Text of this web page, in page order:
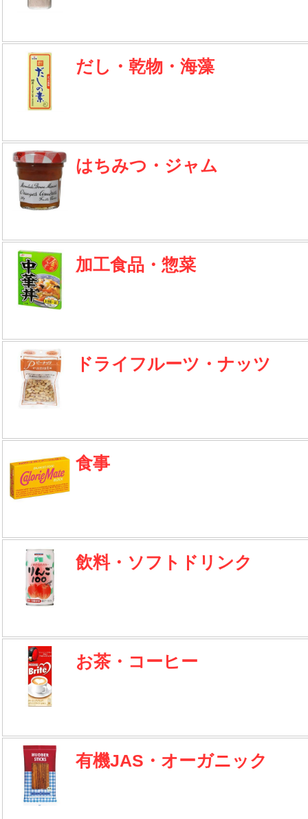
だし・乾物・海藻
はちみつ・ジャム
加工食品・惣菜
ドライフルーツ・ナッツ
食事
飲料・ソフトドリンク
お茶・コーヒー
有機JAS・オーガニック